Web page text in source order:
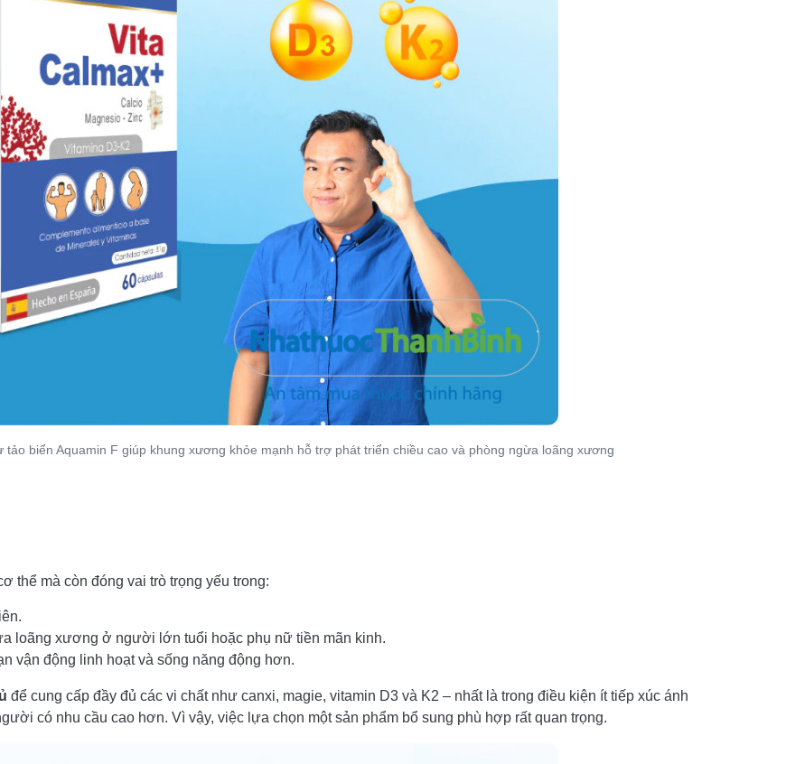
tảo biển Aquamin F giúp khung xương khỏe mạnh hỗ trợ phát triển chiều cao và phòng ngừa loãng xương
thể mà còn đóng vai trò trọng yếu trong:
loãng xương ở người lớn tuổi hoặc phụ nữ tiền mãn kinh.
vận động linh hoạt và sống năng động hơn.
để cung cấp đầy đủ các vi chất như canxi, magie, vitamin D3 và K2 – nhất là trong điều kiện ít tiếp xúc ánh
có nhu cầu cao hơn. Vì vậy, việc lựa chọn một sản phẩm bổ sung phù hợp rất quan trọng.